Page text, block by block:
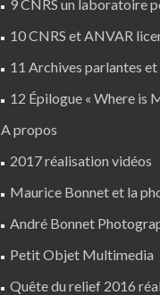
9 CNRS un laboratoire
10 CNRS et ANVAR
11 Archives parlantes
12 Épilogue « Where is
A propos
2017 réalisation vidéos
Maurice Bonnet et la
André Bonnet
Petit Objet Multimedia
Quête du relief 2016